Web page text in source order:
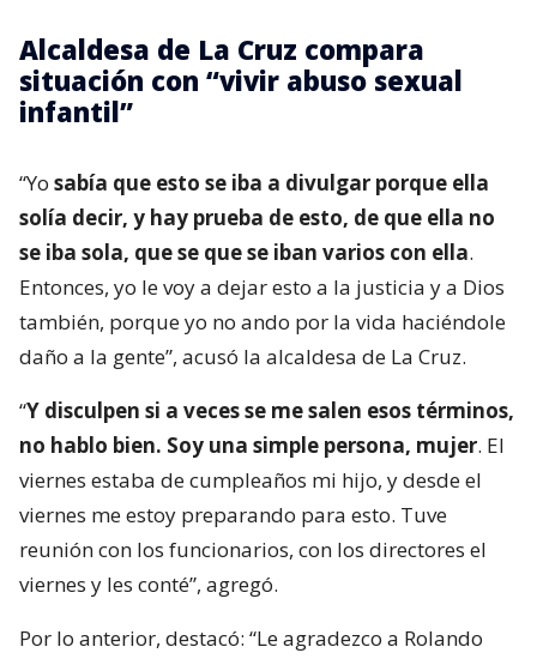
Alcaldesa de La Cruz compara
situación con “vivir abuso sexual
infantil”
“Yo sabía que esto se iba a divulgar porque ella
solía decir, y hay prueba de esto, de que ella no
se iba sola, que se que se iban varios con ella.
Entonces, yo le voy a dejar esto a la justicia y a Dios
también, porque yo no ando por la vida haciéndole
daño a la gente”, acusó la alcaldesa de La Cruz.
“Y disculpen si a veces se me salen esos términos,
no hablo bien. Soy una simple persona, mujer. El
viernes estaba de cumpleaños mi hijo, y desde el
viernes me estoy preparando para esto. Tuve
reunión con los funcionarios, con los directores el
viernes y les conté”, agregó.
Por lo anterior, destacó: “Le agradezco a Rolando